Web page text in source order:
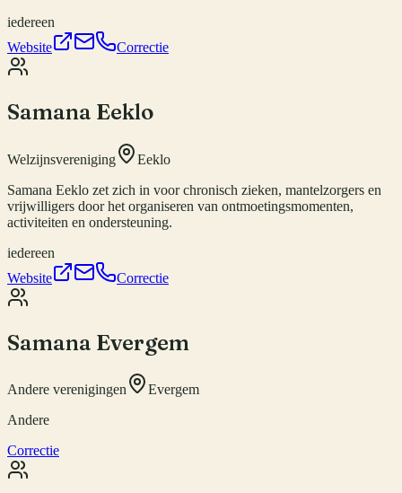
iedereen
Website
Correctie
Samana Eeklo
Welzijnsvereniging
Eeklo
Samana Eeklo zet zich in voor chronisch zieken, mantelzorgers en
vrijwilligers door het organiseren van ontmoetingsmomenten,
activiteiten en ondersteuning.
iedereen
Website
Correctie
Samana Evergem
Andere verenigingen
Evergem
Andere
Correctie